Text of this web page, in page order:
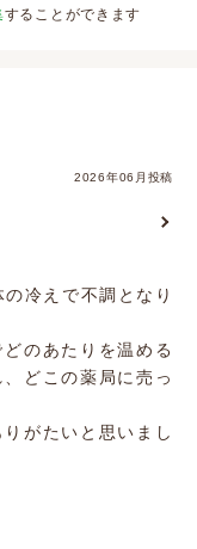
することができます
2026年06月投稿
冷えで不調となり
のあたりを温める
どこの薬局に売っ
がたいと思いまし